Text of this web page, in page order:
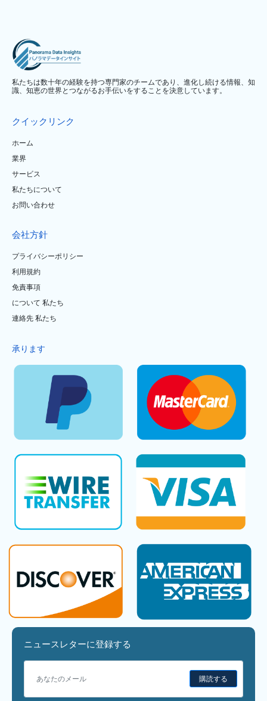
私たちは数十年の経験を持つ専門家のチームであり、進化し続ける情報、知
識、知恵の世界とつながるお手伝いをすることを決意しています。
クイックリンク
ホーム
業界
サービス
私たちについて
お問い合わせ
会社方針
プライバシーポリシー
利用規約
免責事項
について 私たち
連絡先 私たち
承ります
ニュースレターに登録する
購読する